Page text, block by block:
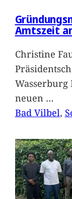
Amtszeit
Christine
Wasserburg
neuen …
Bad Vilbel,